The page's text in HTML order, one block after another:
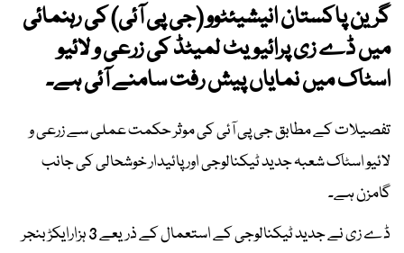
گرین پاکستان انیشیئٹوو (جی پی آئی) کی رہنمائی
میں ڈے زی پرائیویٹ لمیٹڈ کی زرعی و لائیو
اسٹاک میں نمایاں پیش رفت سامنے آئی ہے۔
تفصیلات کے مطابق جی پی آئی کی موثر حکمت عملی سے زرعی و
لائیو اسٹاک شعبہ جدید ٹیکنالوجی اور پائیدار خوشحالی کی جانب
گامزن ہے۔
ڈے زی نے جدید ٹیکنالوجی کے استعمال کے ذریعے 3 ہزارایکڑ بنجر